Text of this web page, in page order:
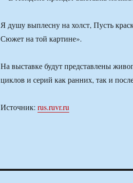
Я душу выплесну на холст, Пусть
Сюжет на той картине».
На выставке будут представлены
циклов и серий как ранних, так и
Источник: rus.ruvr.ru